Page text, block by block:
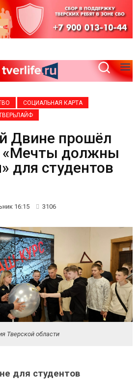
СОЦИАЛЬНАЯ КАРТА
Двине прошёл
«Мечты должны
для студентов
16:15 3106
Тверской области
для студентов